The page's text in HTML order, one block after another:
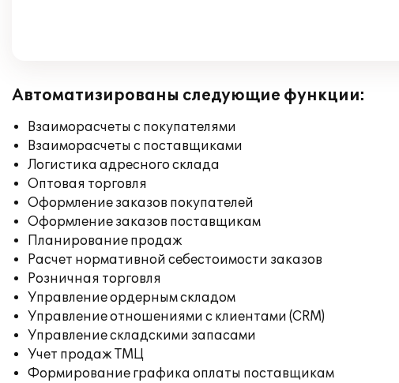
Автоматизированы следующие функции:
Взаиморасчеты с покупателями
Взаиморасчеты с поставщиками
Логистика адресного склада
Оптовая торговля
Оформление заказов покупателей
Оформление заказов поставщикам
Планирование продаж
Расчет нормативной себестоимости заказов
Розничная торговля
Управление ордерным складом
Управление отношениями с клиентами (CRM)
Управление складскими запасами
Учет продаж ТМЦ
Формирование графика оплаты поставщикам